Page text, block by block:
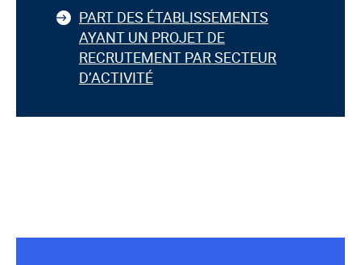
PART DES ÉTABLISSEMENTS
AYANT UN PROJET DE
RECRUTEMENT PAR SECTEUR
D’ACTIVITÉ